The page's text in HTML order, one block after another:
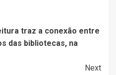
traz a conexão entre
das bibliotecas, na
Next